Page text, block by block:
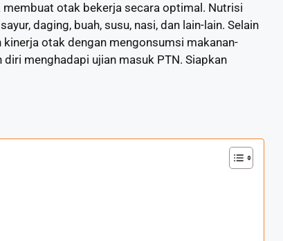
otak bekerja secara optimal. Nutrisi
daging, buah, susu, nasi, dan lain-lain. Selain
otak dengan mengonsumsi makanan-
menghadapi ujian masuk PTN. Siapkan